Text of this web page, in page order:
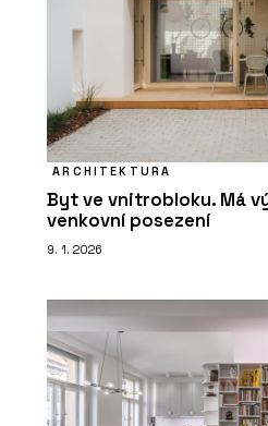
ARCHITEKTURA
Byt ve vnitrobloku. Má
venkovní posezení
9. 1. 2026